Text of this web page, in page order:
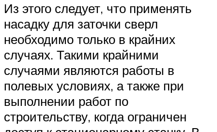
Из этого следует, что применять
насадку для заточки сверл
необходимо только в крайних
случаях. Такими крайними
случаями являются работы в
полевых условиях, а также при
выполнении работ по
строительству, когда ограничен